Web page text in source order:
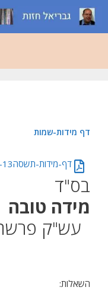
לדלג
לתוכן
דף מידות-שמות
דף-מידות-תשסה13-שמות.pdf
עש"ק
השאלות: